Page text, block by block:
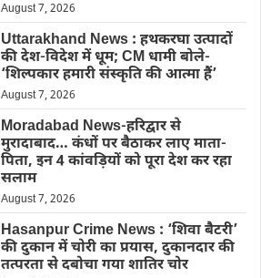
August 7, 2026
Uttarakhand News : हथकरघा उत्पादों
की देश-विदेश में धूम; CM धामी बोले-
‘शिल्पकार हमारी संस्कृति की आत्मा हैं’
August 7, 2026
Moradabad News-हरिद्वार से
मुरादाबाद… कंधों पर बैठाकर लाए माता-
पिता, इन 4 कांवड़ियों को पूरा देश कर रहा
सलाम
August 7, 2026
Hasanpur Crime News : ‘शिवा बैटरी’
की दुकान में चोरी का प्रयास, दुकानदार की
तत्परता से दबोचा गया शातिर चोर